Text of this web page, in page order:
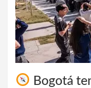
Bogotá